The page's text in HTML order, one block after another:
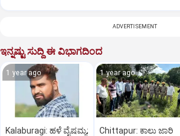
ADVERTISEMENT
ಇನ್ನಷ್ಟು ಸುದ್ದಿ ಈ ವಿಭಾಗದಿಂದ
1 year ago
Kalaburagi: ಹಳೆ ವೈಷಮ್ಯ;
1 year ago
Chittapur: ಕಾಲು ಜಾರಿ